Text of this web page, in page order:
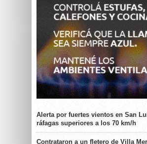
Alerta por fuertes vientos en San
ráfagas superiores a los 70 km/h
Contrataron a un fletero de Villa